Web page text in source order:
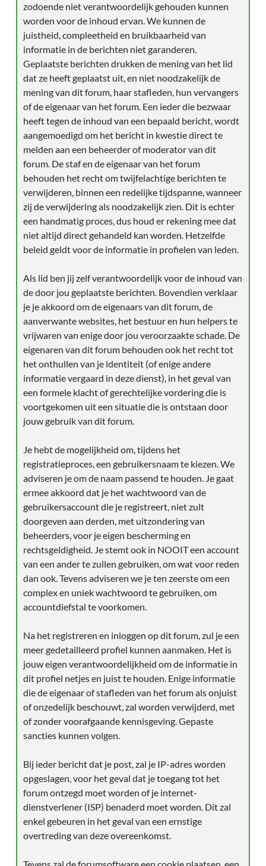
zodoende niet verantwoordelijk gehouden kunnen
worden voor de inhoud ervan. We kunnen de
juistheid, compleetheid en bruikbaarheid van
informatie in de berichten niet garanderen.
Geplaatste berichten drukken de mening van het lid
dat ze heeft geplaatst uit, en niet noodzakelijk de
mening van dit forum, haar stafleden, hun vervangers
of de eigenaar van het forum. Een ieder die bezwaar
heeft tegen de inhoud van een bepaald bericht, wordt
aangemoedigd om het bericht in kwestie direct te
melden aan een beheerder of moderator van dit
forum. De staf en de eigenaar van het forum
behouden het recht om twijfelachtige berichten te
verwijderen, binnen een redelijke tijdspanne, wanneer
zij de verwijdering als noodzakelijk zien. Dit is echter
een handmatig proces, dus houd er rekening mee dat
niet altijd direct gehandeld kan worden. Hetzelfde
beleid geldt voor de informatie in profielen van leden.
Als lid ben jij zelf verantwoordelijk voor de inhoud van
de door jou geplaatste berichten. Bovendien verklaar
je je akkoord om de eigenaars van dit forum, de
aanverwante websites, het bestuur en hun helpers te
vrijwaren van enige door jou veroorzaakte schade. De
eigenaren van dit forum behouden ook het recht tot
het onthullen van je identiteit (of enige andere
informatie vergaard in deze dienst), in het geval van
een formele klacht of gerechtelijke vordering die is
voortgekomen uit een situatie die is ontstaan door
jouw gebruik van dit forum.
Je hebt de mogelijkheid om, tijdens het
registratieproces, een gebruikersnaam te kiezen. We
adviseren je om de naam passend te houden. Je gaat
ermee akkoord dat je het wachtwoord van de
gebruikersaccount die je registreert, niet zult
doorgeven aan derden, met uitzondering van
beheerders, voor je eigen bescherming en
rechtsgeldigheid. Je stemt ook in NOOIT een account
van een ander te zullen gebruiken, om wat voor reden
dan ook. Tevens adviseren we je ten zeerste om een
complex en uniek wachtwoord te gebruiken, om
accountdiefstal te voorkomen.
Na het registreren en inloggen op dit forum, zul je een
meer gedetailleerd profiel kunnen aanmaken. Het is
jouw eigen verantwoordelijkheid om de informatie in
dit profiel netjes en juist te houden. Enige informatie
die de eigenaar of stafleden van het forum als onjuist
of onzedelijk beschouwt, zal worden verwijderd, met
of zonder voorafgaande kennisgeving. Gepaste
sancties kunnen volgen.
Bij ieder bericht dat je post, zal je IP-adres worden
opgeslagen, voor het geval dat je toegang tot het
forum ontzegd moet worden of je internet-
dienstverlener (ISP) benaderd moet worden. Dit zal
enkel gebeuren in het geval van een ernstige
overtreding van deze overeenkomst.